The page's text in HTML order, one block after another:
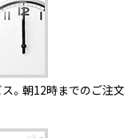
。朝12時までのご注文